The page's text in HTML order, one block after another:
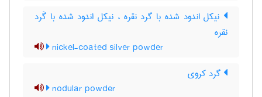
نیکل اندود شده با گرد نقره ، نیکل اندود شده با گَرد
نقره
nickel-coated silver powder
گرد کروی
nodular powder